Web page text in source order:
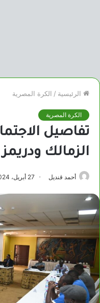
الرئيسية / الكرة المصرية
الكرة المصرية
تفاصيل
الزمالك
أحمد قنديل 27 أبريل، 2024